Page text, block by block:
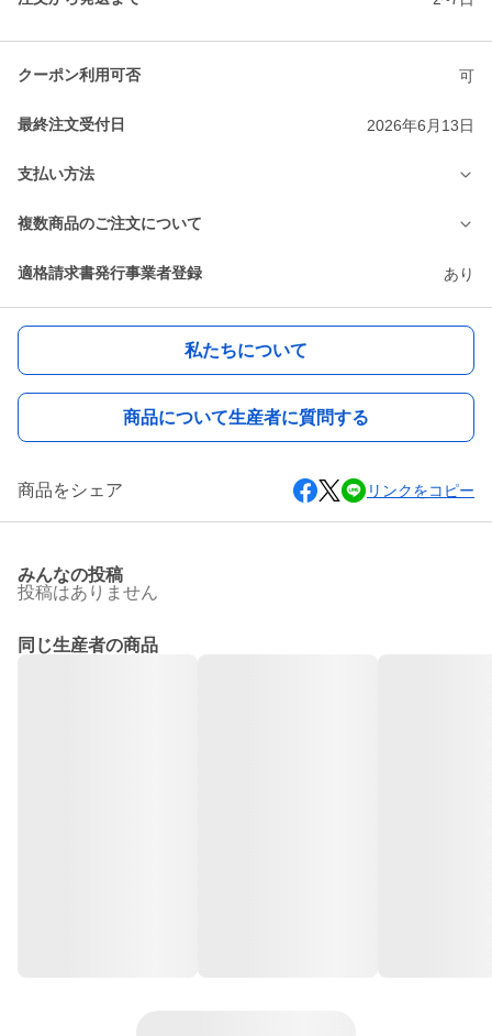
クーポン利用可否 可
最終注文受付日 2026年6月13日
支払い方法
複数商品のご注文について
適格請求書発行事業者登録 あり
私たちについて
商品について生産者に質問する
商品をシェア リンクをコピー
みんなの投稿
投稿はありません
同じ生産者の商品